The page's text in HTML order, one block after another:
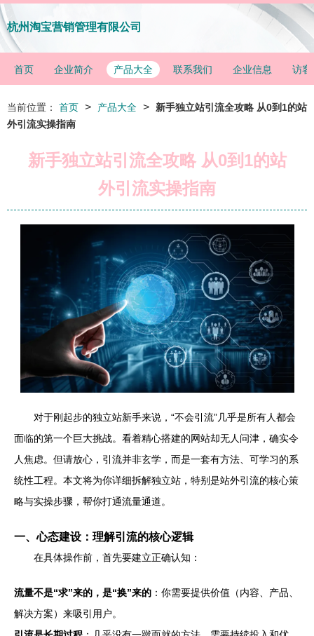
杭州淘宝营销管理有限公司
首页 企业简介 产品大全 联系我们 企业信息 访客
当前位置： 首页 > 产品大全 >
新手独立站引流全攻略 从0到1的站
外引流实操指南
新手独立站引流全攻略 从0到1的站
外引流实操指南
对于刚起步的独立站新手来说，“不会引流”几乎是所有人都会
面临的第一个巨大挑战。看着精心搭建的网站却无人问津，确实令
人焦虑。但请放心，引流并非玄学，而是一套有方法、可学习的系
统性工程。本文将为你详细拆解独立站，特别是站外引流的核心策
略与实操步骤，帮你打通流量通道。
一、心态建设：理解引流的核心逻辑
在具体操作前，首先要建立正确认知：
流量不是“求”来的，是“换”来的 ：你需要提供价值（内容、产品、
解决方案）来吸引用户。